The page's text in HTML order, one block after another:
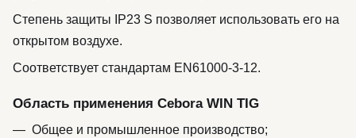
Степень защиты IP23 S позволяет использовать его на
открытом воздухе.
Соответствует стандартам EN61000-3-12.
Область применения Cebora WIN TIG
Общее и промышленное производство;